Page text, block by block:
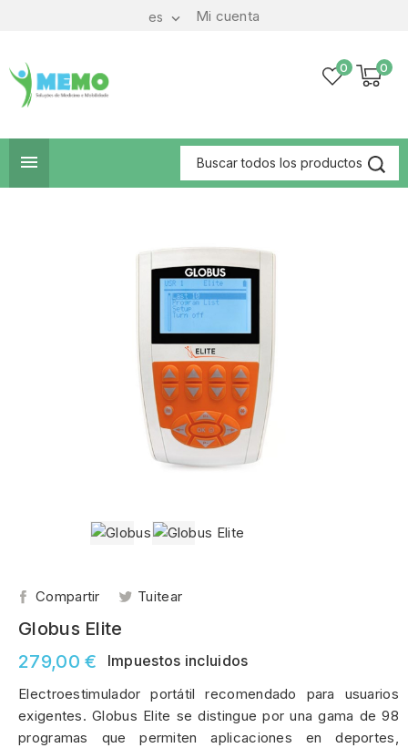
Mi cuenta
es 
0
0

Compartir Tuitear
Globus Elite
279,00 €
Impuestos incluidos
Electroestimulador portátil recomendado para usuarios
exigentes. Globus Elite se distingue por una gama de 98
programas que permiten aplicaciones en deportes,